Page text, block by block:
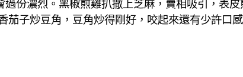
份濃烈。黑椒煎雞扒撒上芝麻，賣相吸引，表
茄子炒豆角，豆角炒得剛好，咬起來還有少許口